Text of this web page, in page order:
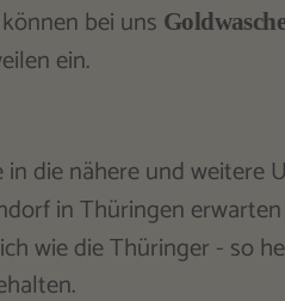
bei uns
ein.
die nähere und weitere
in Thüringen
wie die Thüringer - so